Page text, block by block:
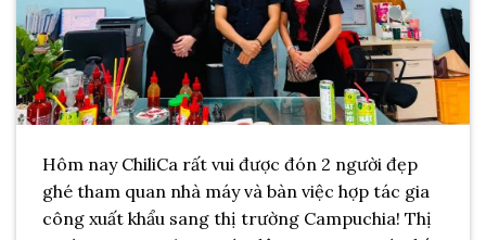
Hôm nay ChiliCa rất vui được đón 2 người đẹp
ghé tham quan nhà máy và bàn việc hợp tác gia
công xuất khẩu sang thị trường Campuchia! Thị